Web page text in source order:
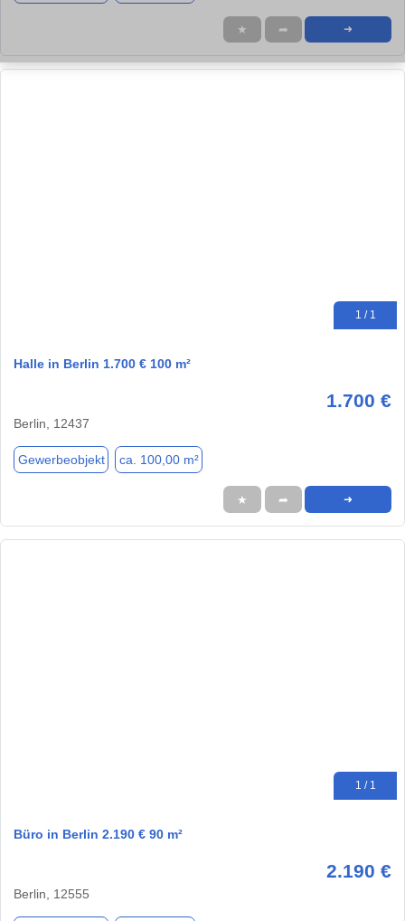
★ ➦ ➜
1 / 1
Halle in Berlin 1.700 € 100 m²
1.700 €
Berlin, 12437
Gewerbeobjekt ca. 100,00 m²
★ ➦ ➜
1 / 1
Büro in Berlin 2.190 € 90 m²
2.190 €
Berlin, 12555